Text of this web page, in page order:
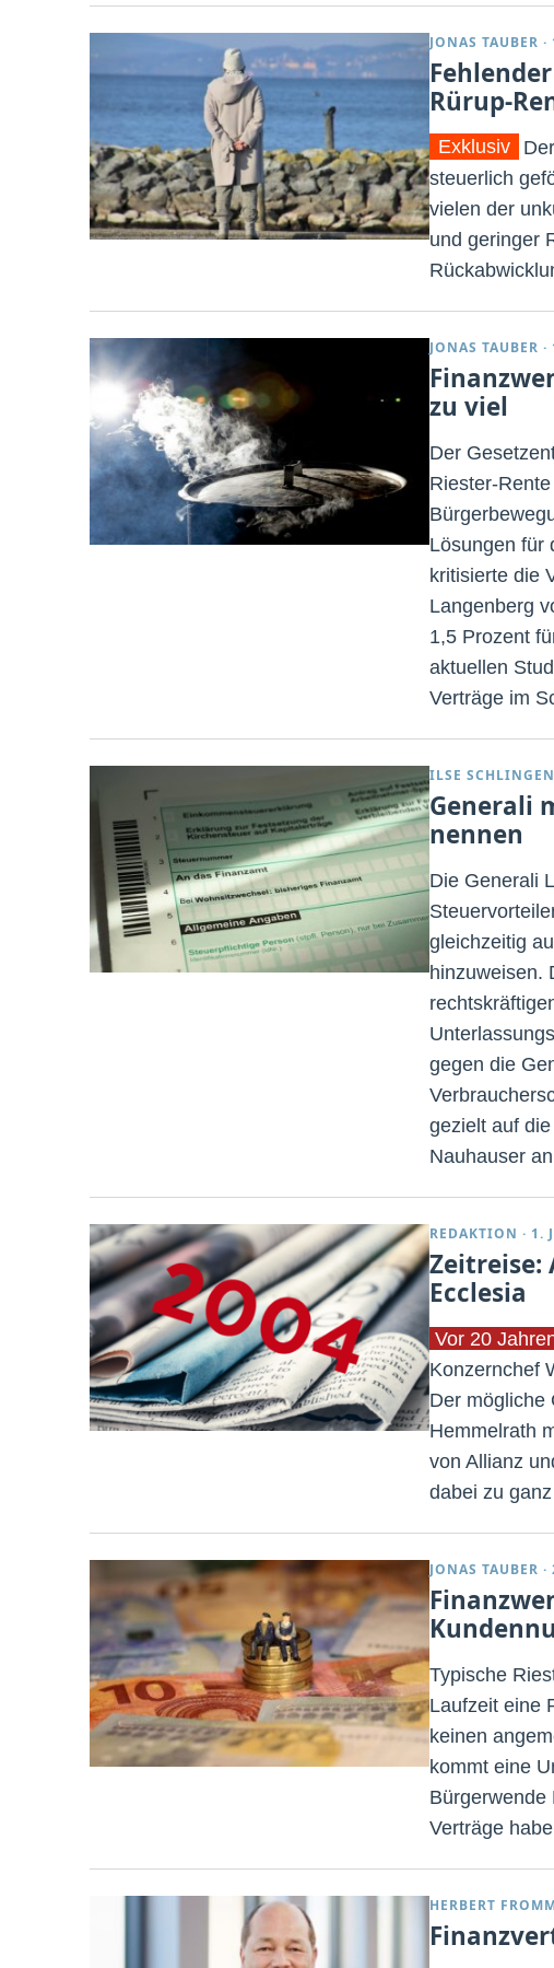
JONAS TAUBER ·
Rürup-
Exklusiv
steuerlich
vielen der
und geringer
JONAS TAUBER ·
zu viel
Der
Riester-
Lösungen für
kritisierte die
Langenberg
1,5 Prozent
aktuellen
Verträge im
ILSE
Generali
nennen
Die Generali
gleichzeitig
hinzuweisen.
gegen die
gezielt auf
Nauhauser
REDAKTION · 1.
Zeitreise:
Ecclesia
Vor 20
Konzernchef
Der mögliche
Hemmelrath
von Allianz
dabei zu
JONAS TAUBER ·
Typische
Laufzeit eine
keinen
kommt eine
Bürgerwende
Verträge
HERBERT